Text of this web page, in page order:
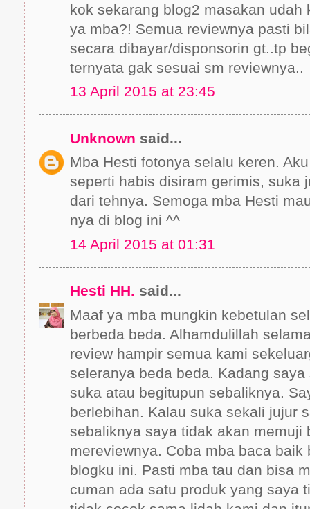
kok sekarang blog2 masakan udah
ya mba?! Semua reviewnya pasti
secara dibayar/disponsorin gt..tp
ternyata gak sesuai sm reviewnya..
13 April 2015 at 23:45
Unknown said...
Mba Hesti fotonya selalu keren.
seperti habis disiram gerimis, suka
dari tehnya. Semoga mba Hesti
nya di blog ini ^^
14 April 2015 at 01:31
Hesti HH. said...
Maaf ya mba mungkin kebetulan
berbeda beda. Alhamdulillah
review hampir semua kami
seleranya beda beda. Kadang
suka atau begitupun sebaliknya.
berlebihan. Kalau suka sekali jujur
sebaliknya saya tidak akan memuji
mereviewnya. Coba mba baca baik
blogku ini. Pasti mba tau dan bisa
cuman ada satu produk yang saya